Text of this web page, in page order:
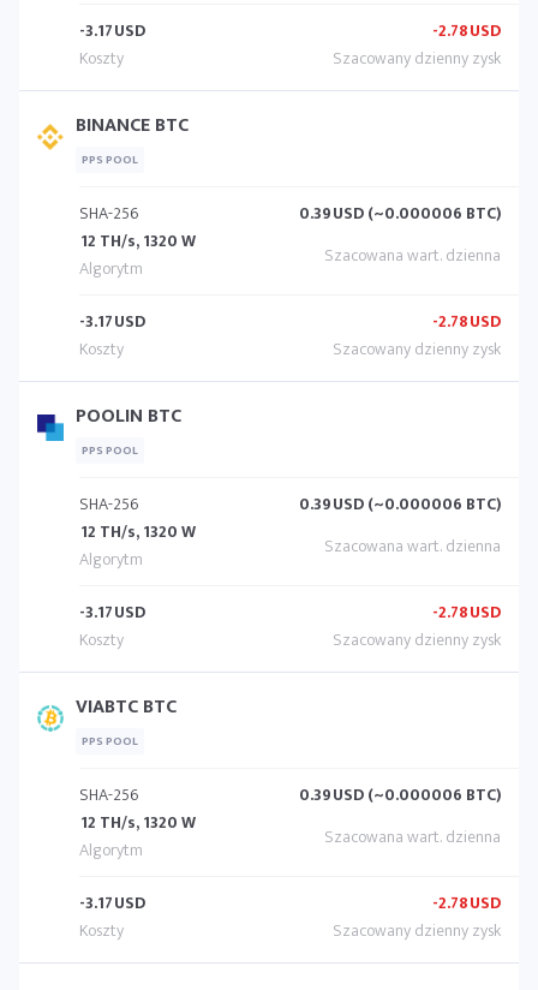
-3.17USD -2.78USD
BINANCE BTC
PPS POOL
SHA-256
12 TH/s, 1320 W
0.39USD (~0.000006 BTC)
-3.17USD -2.78USD
POOLIN BTC
PPS POOL
SHA-256
12 TH/s, 1320 W
0.39USD (~0.000006 BTC)
-3.17USD -2.78USD
VIABTC BTC
PPS POOL
SHA-256
12 TH/s, 1320 W
0.39USD (~0.000006 BTC)
-3.17USD -2.78USD